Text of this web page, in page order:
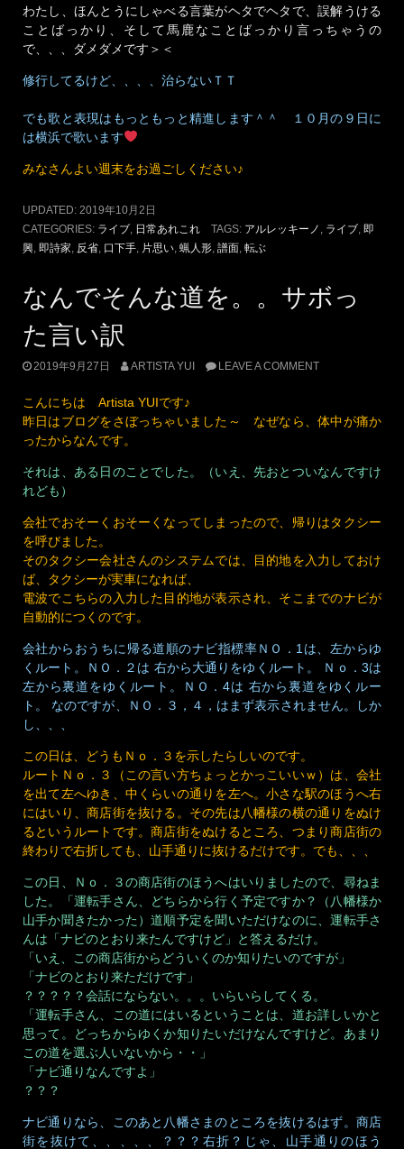
わたし、ほんとうにしゃべる言葉がヘタでヘタで、誤解うける
ことばっかり、そして馬鹿なことばっかり言っちゃうの
で、、、ダメダメです＞＜
修行してるけど、、、、治らないＴＴ
でも歌と表現はもっともっと精進します＾＾ １０月の９日に
は横浜で歌います
みなさんよい週末をお過ごしください♪
UPDATED: 2019年10月2日
CATEGORIES: ライブ 日常あれこれ TAGS: アルレッキーノ ライブ, 即
興 即詩家 反省 口下手 片思い 蝋人形 譜面 転ぶ
なんでそんな道を。。サボっ
た言い訳
2019年9月27日 ARTISTA YUI LEAVE A COMMENT
こんにちは Artista YUIです♪
昨日はブログをさぼっちゃいました～ なぜなら、体中が痛か
ったからなんです。
それは、ある日のことでした。（いえ、先おとついなんですけ
れども）
会社でおそーくおそーくなってしまったので、帰りはタクシー
を呼びました。
そのタクシー会社さんのシステムでは、目的地を入力しておけ
ば、タクシーが実車になれば、
電波でこちらの入力した目的地が表示され、そこまでのナビが
自動的につくのです。
会社からおうちに帰る道順のナビ指標率ＮＯ．1は、左からゆ
くルート。ＮＯ．２は 右から大通りをゆくルート。 Ｎｏ．3は
左から裏道をゆくルート。ＮＯ．4は 右から裏道をゆくルー
ト。 なのですが、ＮＯ．３，４，はまず表示されません。しか
し、、、
この日は、どうもＮｏ．３を示したらしいのです。
ルートＮｏ．３（この言い方ちょっとかっこいいｗ）は、会社
を出て左へゆき、中くらいの通りを左へ。小さな駅のほうへ右
にはいり、商店街を抜ける。その先は八幡様の横の通りをぬけ
るというルートです。商店街をぬけるところ、つまり商店街の
終わりで右折しても、山手通りに抜けるだけです。でも、、、
この日、Ｎｏ．３の商店街のほうへはいりましたので、尋ねま
した。「運転手さん、どちらから行く予定ですか？（八幡様か
山手か聞きたかった）道順予定を聞いただけなのに、運転手さ
んは「ナビのとおり来たんですけど」と答えるだけ。
「いえ、この商店街からどういくのか知りたいのですが」
「ナビのとおり来ただけです」
？？？？？会話にならない。。。いらいらしてくる。
「運転手さん、この道にはいるということは、道お詳しいかと
思って。どっちからゆくか知りたいだけなんですけど。あまり
この道を選ぶ人いないから・・」
「ナビ通りなんですよ」
？？？
ナビ通りなら、このあと八幡さまのところを抜けるはず。商店
街を抜けて、、、、、？？？右折？じゃ、山手通りのほう